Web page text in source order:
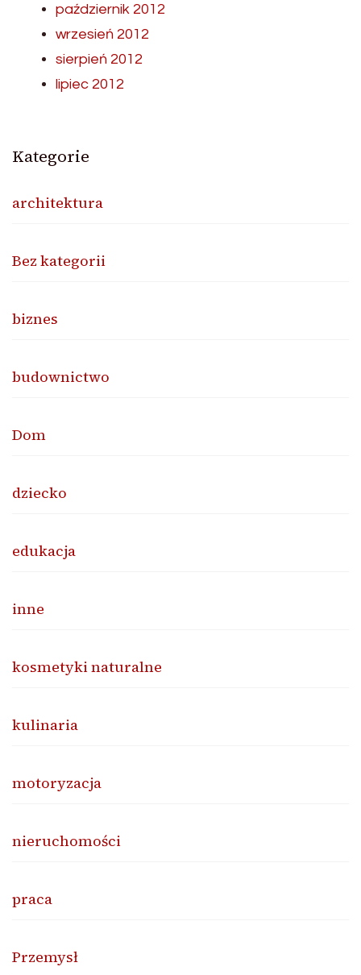
październik 2012
wrzesień 2012
sierpień 2012
lipiec 2012
Kategorie
architektura
Bez kategorii
biznes
budownictwo
Dom
dziecko
edukacja
inne
kosmetyki naturalne
kulinaria
motoryzacja
nieruchomości
praca
Przemysł